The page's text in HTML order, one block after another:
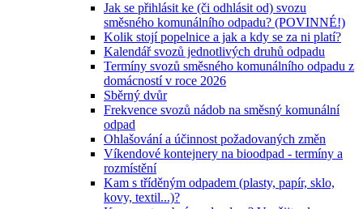
Jak se přihlásit ke (či odhlásit od) svozu
směsného komunálního odpadu? (POVINNÉ!)
Kolik stojí popelnice a jak a kdy se za ni platí?
Kalendář svozů jednotlivých druhů odpadu
Termíny svozů směsného komunálního odpadu z
domácností v roce 2026
Sběrný dvůr
Frekvence svozů nádob na směsný komunální
odpad
Ohlašování a účinnost požadovaných změn
Víkendové kontejnery na bioodpad - termíny a
rozmístění
Kam s tříděným odpadem (plasty, papír, sklo,
kovy, textil...)?